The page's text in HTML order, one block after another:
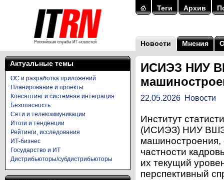
Теги Архив
Новости Мнения
Актуальные темы
ОС и разработка приложений
Планирование и проекты
Консалтинг и системная интеграция
Безопасность
Сети и телекоммуникации
Итоги и тенденции
Рейтинги, исследования
ИТ-бизнес
Государство и ИТ
Дистрибьюторы/субдистрибьюторы
ИСИЭЗ НИУ
22.05.2026 Новости
Институт
(ИСИЭЗ) НИУ ВШЭ
машиностроения,
частности
их текущий
перспективный